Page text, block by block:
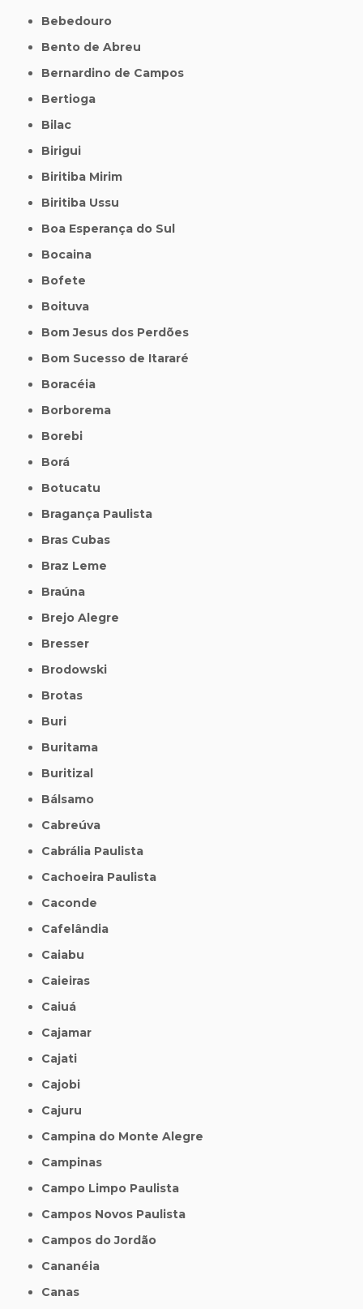
Bebedouro
Bento de Abreu
Bernardino de Campos
Bertioga
Bilac
Birigui
Biritiba Mirim
Biritiba Ussu
Boa Esperança do Sul
Bocaina
Bofete
Boituva
Bom Jesus dos Perdões
Bom Sucesso de Itararé
Boracéia
Borborema
Borebi
Borá
Botucatu
Bragança Paulista
Bras Cubas
Braz Leme
Braúna
Brejo Alegre
Bresser
Brodowski
Brotas
Buri
Buritama
Buritizal
Bálsamo
Cabreúva
Cabrália Paulista
Cachoeira Paulista
Caconde
Cafelândia
Caiabu
Caieiras
Caiuá
Cajamar
Cajati
Cajobi
Cajuru
Campina do Monte Alegre
Campinas
Campo Limpo Paulista
Campos Novos Paulista
Campos do Jordão
Cananéia
Canas